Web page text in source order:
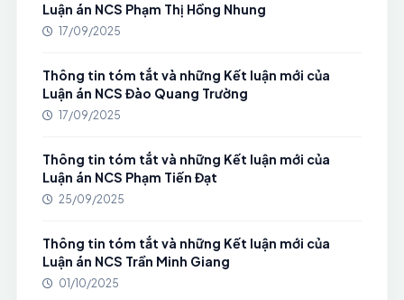
Luận án NCS Phạm Thị Hồng Nhung
17/09/2025
Thông tin tóm tắt và những Kết luận mới của
Luận án NCS Đào Quang Trường
17/09/2025
Thông tin tóm tắt và những Kết luận mới của
Luận án NCS Phạm Tiến Đạt
25/09/2025
Thông tin tóm tắt và những Kết luận mới của
Luận án NCS Trần Minh Giang
01/10/2025